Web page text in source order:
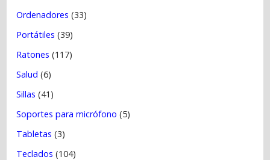
Ordenadores (33)
Portátiles (39)
Ratones (117)
Salud (6)
Sillas (41)
Soportes para micrófono (5)
Tabletas (3)
Teclados (104)